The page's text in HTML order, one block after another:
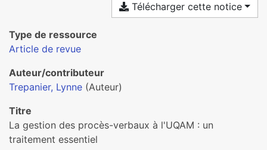
Télécharger cette notice
Type de ressource
Article de revue
Auteur/contributeur
Trepanier, Lynne (Auteur)
Titre
La gestion des procès-verbaux à l'UQAM : un
traitement essentiel